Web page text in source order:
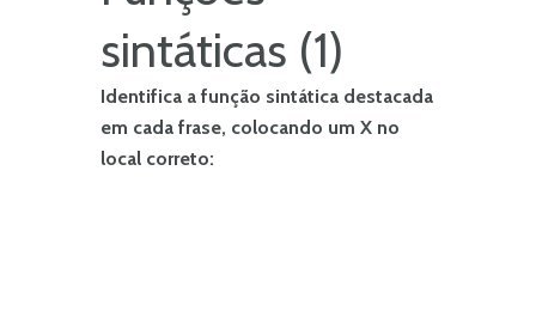
sintáticas (1)
Identifica a função sintática destacada
em cada frase, colocando um X no
local correto: